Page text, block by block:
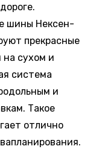
шины Нексен-
прекрасные
на сухом и
система
и
Такое
отлично